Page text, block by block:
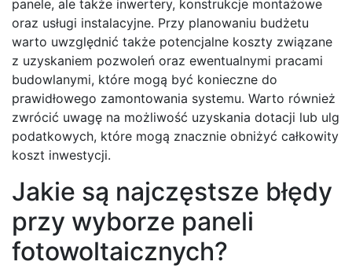
panele, ale także inwertery, konstrukcje montażowe
oraz usługi instalacyjne. Przy planowaniu budżetu
warto uwzględnić także potencjalne koszty związane
z uzyskaniem pozwoleń oraz ewentualnymi pracami
budowlanymi, które mogą być konieczne do
prawidłowego zamontowania systemu. Warto również
zwrócić uwagę na możliwość uzyskania dotacji lub ulg
podatkowych, które mogą znacznie obniżyć całkowity
koszt inwestycji.
Jakie są najczęstsze błędy
przy wyborze paneli
fotowoltaicznych?